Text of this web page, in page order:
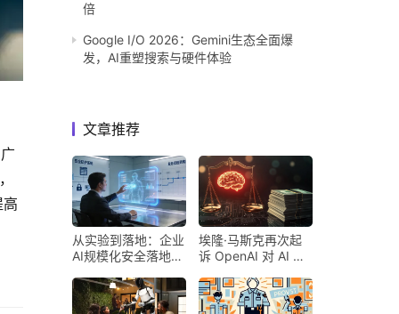
倍
Google I/O 2026：Gemini生态全面爆
发，AI重塑搜索与硬件体验
文章推荐
从实验到落地：企业
AI规模化安全落地的
埃隆·马斯克再次起
诉 OpenAI 对 AI 行